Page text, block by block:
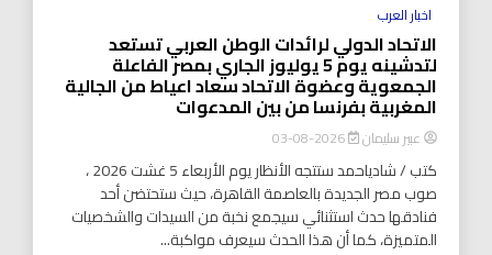
اخبار العرب
الاتحاد الدولي لرائدات الوطن العربي تستعد
لتدشينه يوم 5 يوليوز الجاري بمصر الفاعلة
الجمعوية وعضوة الاتحاد سعاد اعياط من الجالية
المغربية بفرنسا من بين المدعوات
عبير سليمان 2026-08-03
كتب / شادياحمد ستتجه الأنظار يوم الأربعاء 5 غشت 2026 ،
صوب مصر الجديدة بالعاصمة القاهرة، حيث ستحتضن أحد
فنادقها حدث استثنائي سيجمع نخبة من السيدات والشخصيات
المتميزة، كما أن هذا الحدث سيعرف مواكبة...